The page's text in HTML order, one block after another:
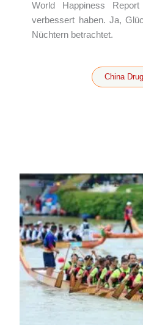
World Happiness
verbessert haben. Ja,
Nüchtern betrachtet.
China